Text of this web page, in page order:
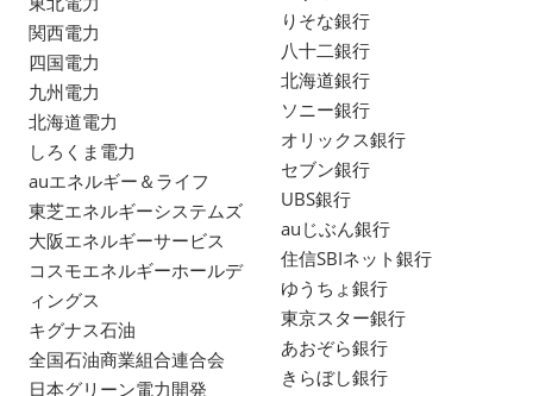
関西電力
四国電力
九州電力
北海道電力
しろくま電力
auエネルギー＆ライフ
東芝エネルギーシステムズ
大阪エネルギーサービス
コスモエネルギーホールデ
ィングス
キグナス石油
全国石油商業組合連合会
日本グリーン電力開発
りそな銀行
八十二銀行
北海道銀行
ソニー銀行
オリックス銀行
セブン銀行
UBS銀行
auじぶん銀行
住信SBIネット銀行
ゆうちょ銀行
東京スター銀行
あおぞら銀行
きらぼし銀行